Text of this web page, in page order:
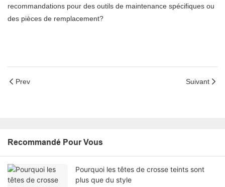
recommandations pour des outils de maintenance spécifiques ou
des pièces de remplacement?
Prev Suivant
Recommandé Pour Vous
Pourquoi les têtes de crosse teints sont
plus que du style